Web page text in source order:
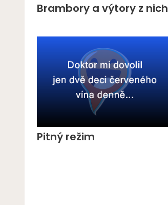
Brambory a výtory z nich
Pitný režim